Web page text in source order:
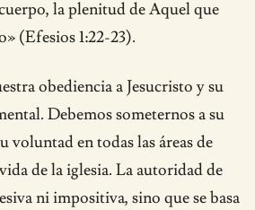
la plenitud de Aquel que
(Efesios 1:22-23).
obediencia a Jesucristo y su
Debemos someternos a su
voluntad en todas las áreas de
de la iglesia. La autoridad de
ni impositiva, sino que se basa